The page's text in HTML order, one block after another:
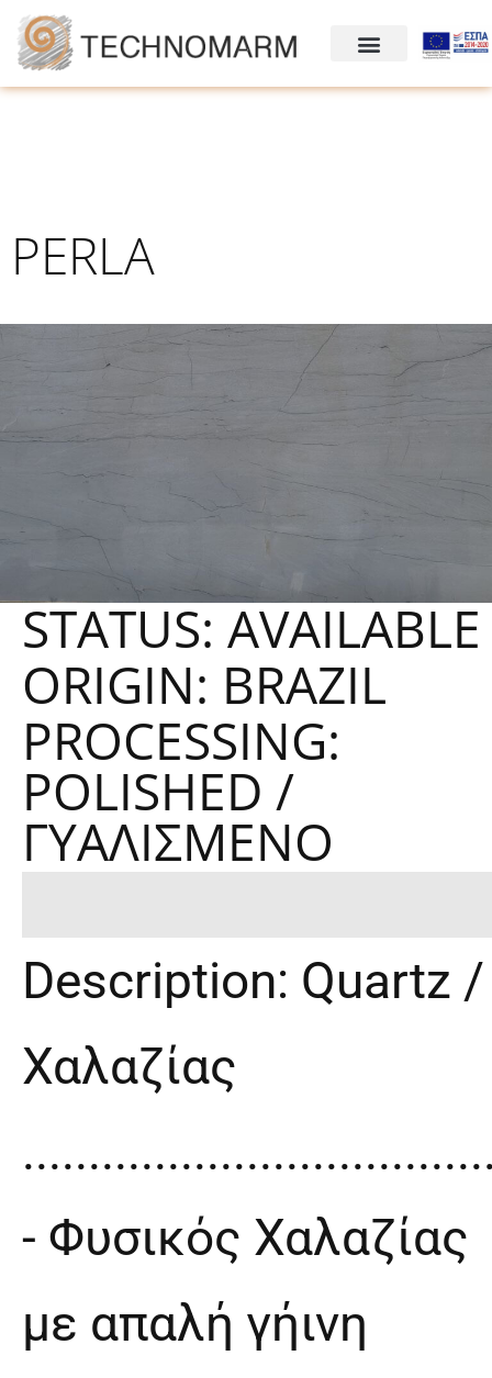
PERLA
STATUS: AVAILABLE
ORIGIN: BRAZIL
PROCESSING:
POLISHED /
ΓΥΑΛΙΣΜΈΝΟ
Description: Quartz /
Χαλαζίας
- Φυσικός Χαλαζίας
με απαλή γήινη